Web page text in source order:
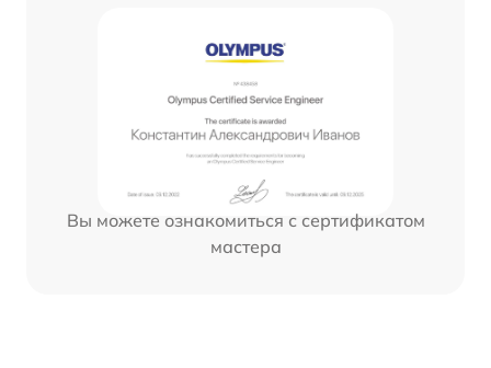
Вы можете ознакомиться с сертификатом
мастера